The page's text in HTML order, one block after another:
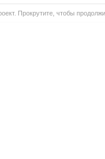
Прокрутите, чтобы